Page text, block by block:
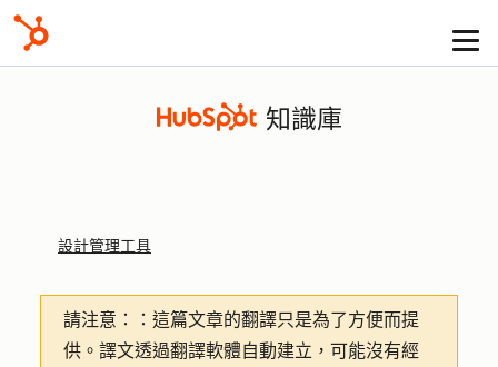
知識庫
設計管理工具
請注意：
：這篇文章的翻譯只是為了方便而提
供。譯文透過翻譯軟體自動建立，可能沒有經